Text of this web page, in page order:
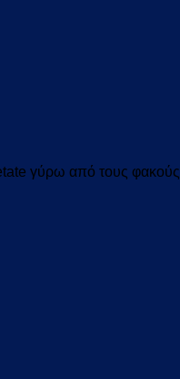
γύρω από τους φακούς